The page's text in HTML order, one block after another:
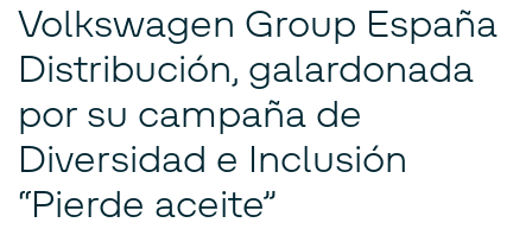
Volkswagen Group España
Distribución, galardonada
por su campaña de
Diversidad e Inclusión
“Pierde aceite”